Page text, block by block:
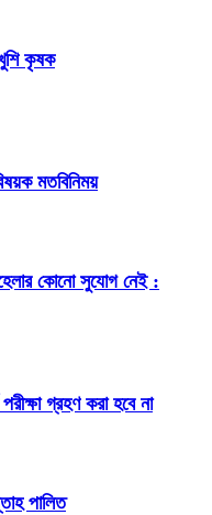
কৃষক
মতবিনিময়
কোনো সুযোগ নেই :
গ্রহণ করা হবে না
পালিত